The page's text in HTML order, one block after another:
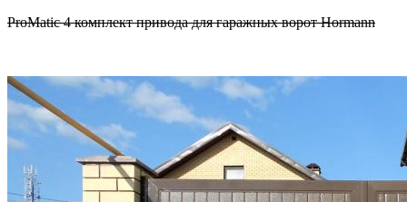
ProMatic 4 комплект привода для гаражных ворот Hormann